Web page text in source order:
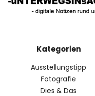
Kategorien
Ausstellungstipp
Fotografie
Dies & Das